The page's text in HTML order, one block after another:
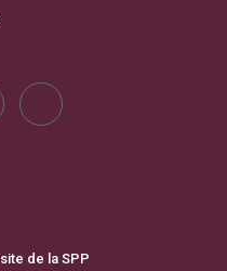
de la SPP